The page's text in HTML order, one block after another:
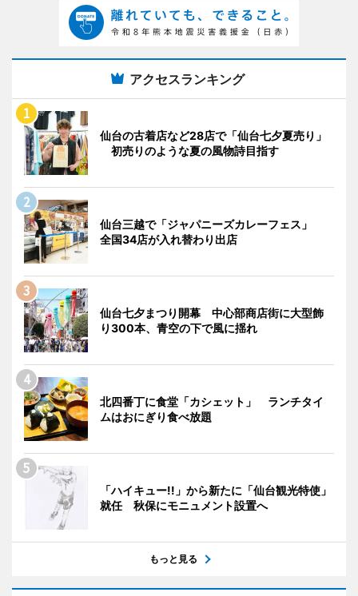
アクセスランキング
仙台の古着店など28店で「仙台七夕夏売り」
初売りのような夏の風物詩目指す
仙台三越で「ジャパニーズカレーフェス」
全国34店が入れ替わり出店
仙台七夕まつり開幕 中心部商店街に大型飾
り300本、青空の下で風に揺れ
北四番丁に食堂「カシェット」 ランチタイ
ムはおにぎり食べ放題
「ハイキュー!!」から新たに「仙台観光特使」
就任 秋保にモニュメント設置へ
もっと見る